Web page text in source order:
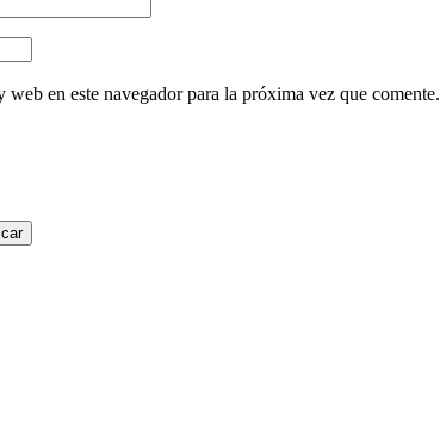
en este navegador para la próxima vez que comente.